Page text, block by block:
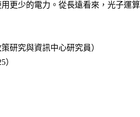
更少的電力。從長遠看來，光子運
研究與資訊中心研究員）
）